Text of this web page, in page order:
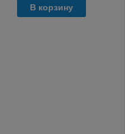
В корзину